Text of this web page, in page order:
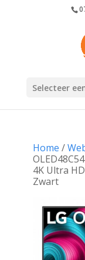
Selecteer
Home /
4K Ultra
Zwart